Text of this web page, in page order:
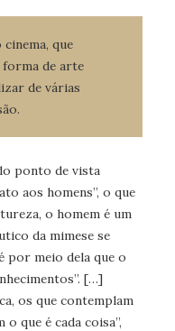
que
de arte
de várias
ponto de vista
aos homens”, o que
o homem é um
da mimese se
por meio dela que o
[…]
os que contemplam
o que é cada coisa”,